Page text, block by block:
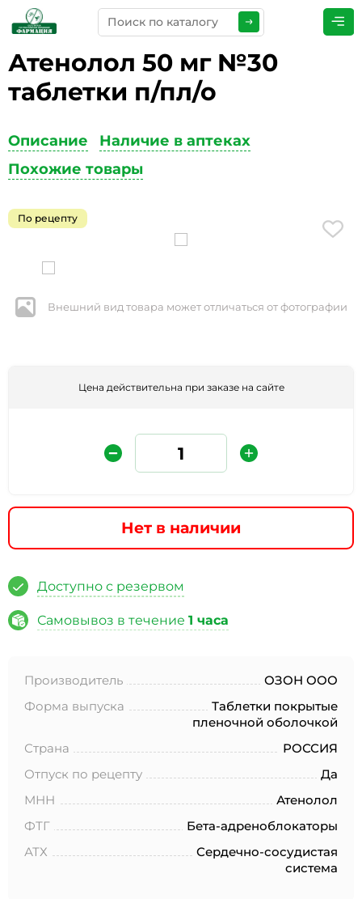
Атенолол 50 мг №30
таблетки п/пл/о
Описание
Наличие в аптеках
Похожие товары
По рецепту
Внешний вид товара может отличаться от фотографии
Цена действительна при заказе на сайте
Нет в наличии
Доступно с резервом
Самовывоз в течение 1 часа
Производитель
ОЗОН ООО
Форма выпуска
Таблетки покрытые
пленочной оболочкой
Страна
РОССИЯ
Отпуск по рецепту
Да
МНН
Атенолол
ФТГ
Бета-адреноблокаторы
АТХ
Сердечно-сосудистая
система
ПРЕДСТАВЬТЕСЬ*
ТЕЛЕФОН*
ЭЛЕКТРОННАЯ ПОЧТА
КОММЕНТАРИИ*
* Нажимая кнопку «Отправить отзыв», я даю свое
согласие на обработку моих персональных данных, в
соответствии с Федеральным законом от 27.07.2006 года
№152-ФЗ «О персональных данных», на условиях и для
целей, определенных в Согласии на обработку
персональных данных *